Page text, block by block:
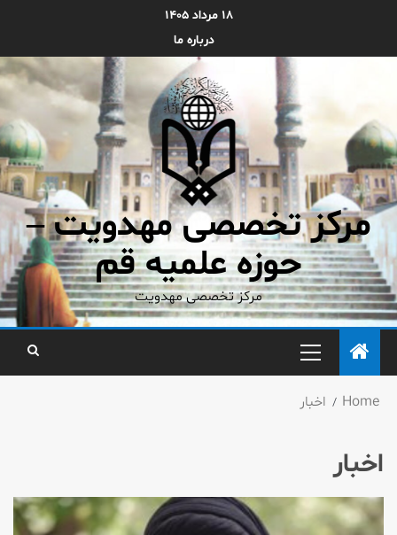
۱۸ مرداد ۱۴۰۵
درباره ما
مرکز تخصصی مهدویت –
حوزه علمیه قم
مرکز تخصصی مهدویت
Home اخبار
اخبار